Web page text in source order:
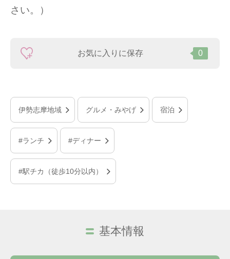
さい。）
お気に入りに保存 0
伊勢志摩地域 グルメ・みやげ 宿泊
#ランチ #ディナー
#駅チカ（徒歩10分以内）
基本情報